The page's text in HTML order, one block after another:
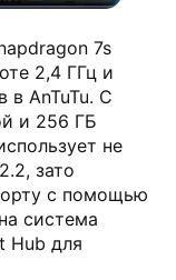
7s
2,4 ГГц и
в AnTuTu. С
и 256 ГБ
не
зато
с помощью
система
Hub для